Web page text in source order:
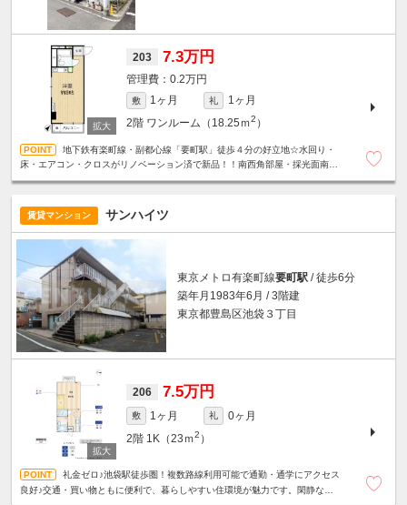
203 7.3万円
0.2万円
敷 1ヶ月 礼
1ヶ月
2階 ワンルーム（18.25ｍ2 ）
地下鉄有楽町線・副都心線「要町駅」徒歩４分の好立地☆水回り・
床・エアコン・クロスがリノベーション済で新品！！南西角部屋・採光面南側
賃貸マンション サンハイツ
東京メトロ有楽町線要町駅 / 徒歩6分
築年月1983年6月 / 3階建
東京都豊島区池袋３丁目
206 7.5万円
敷 1ヶ月 礼
0ヶ月
2階 1K（23ｍ2 ）
礼金ゼロ♪池袋駅徒歩圏！複数路線利用可能で通勤・通学にアクセス
良好♪交通・買い物ともに便利で、暮らしやすい住環境が魅力です。閑静な住